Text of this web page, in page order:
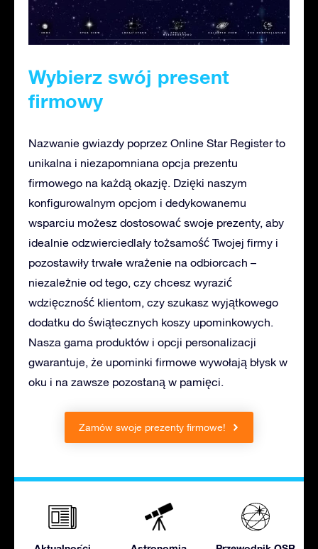
Wybierz swój present
firmowy
Nazwanie gwiazdy poprzez Online Star Register to
unikalna i niezapomniana opcja prezentu
firmowego na każdą okazję. Dzięki naszym
konfigurowalnym opcjom i dedykowanemu
wsparciu możesz dostosować swoje prezenty, aby
idealnie odzwierciedlały tożsamość Twojej firmy i
pozostawiły trwałe wrażenie na odbiorcach –
niezależnie od tego, czy chcesz wyrazić
wdzięczność klientom, czy szukasz wyjątkowego
dodatku do świątecznych koszy upominkowych.
Nasza gama produktów i opcji personalizacji
gwarantuje, że upominki firmowe wywołają błysk w
oku i na zawsze pozostaną w pamięci.
Zamów swoje prezenty firmowe!